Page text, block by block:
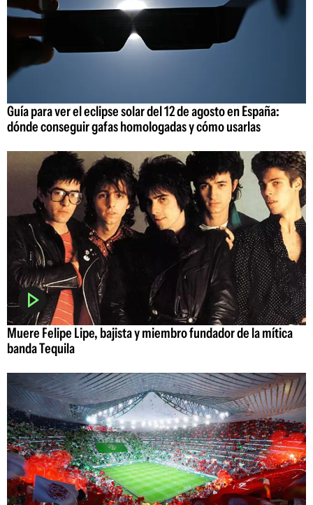
Guía para ver el eclipse solar del 12 de agosto en España:
dónde conseguir gafas homologadas y cómo usarlas
Muere Felipe Lipe, bajista y miembro fundador de la mítica
banda Tequila